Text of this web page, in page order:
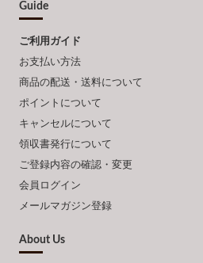
Guide
ご利用ガイド
お支払い方法
商品の配送・送料について
ポイントについて
キャンセルについて
領収書発行について
ご登録内容の確認・変更
会員ログイン
メールマガジン登録
About Us